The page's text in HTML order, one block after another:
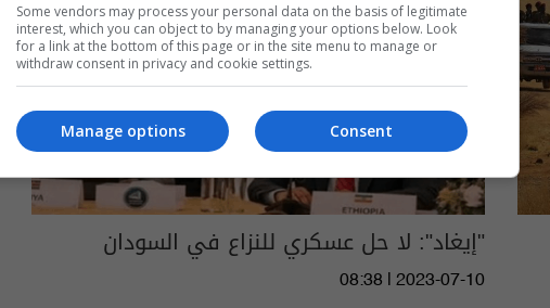
"إيغاد": لا حل عسكري للنزاع في السودان
08:38 | 2023-07-10
Some vendors may process your personal data on the basis of legitimate
interest, which you can object to by managing your options below. Look
for a link at the bottom of this page or in the site menu to manage or
withdraw consent in privacy and cookie settings.
Consent
Manage options